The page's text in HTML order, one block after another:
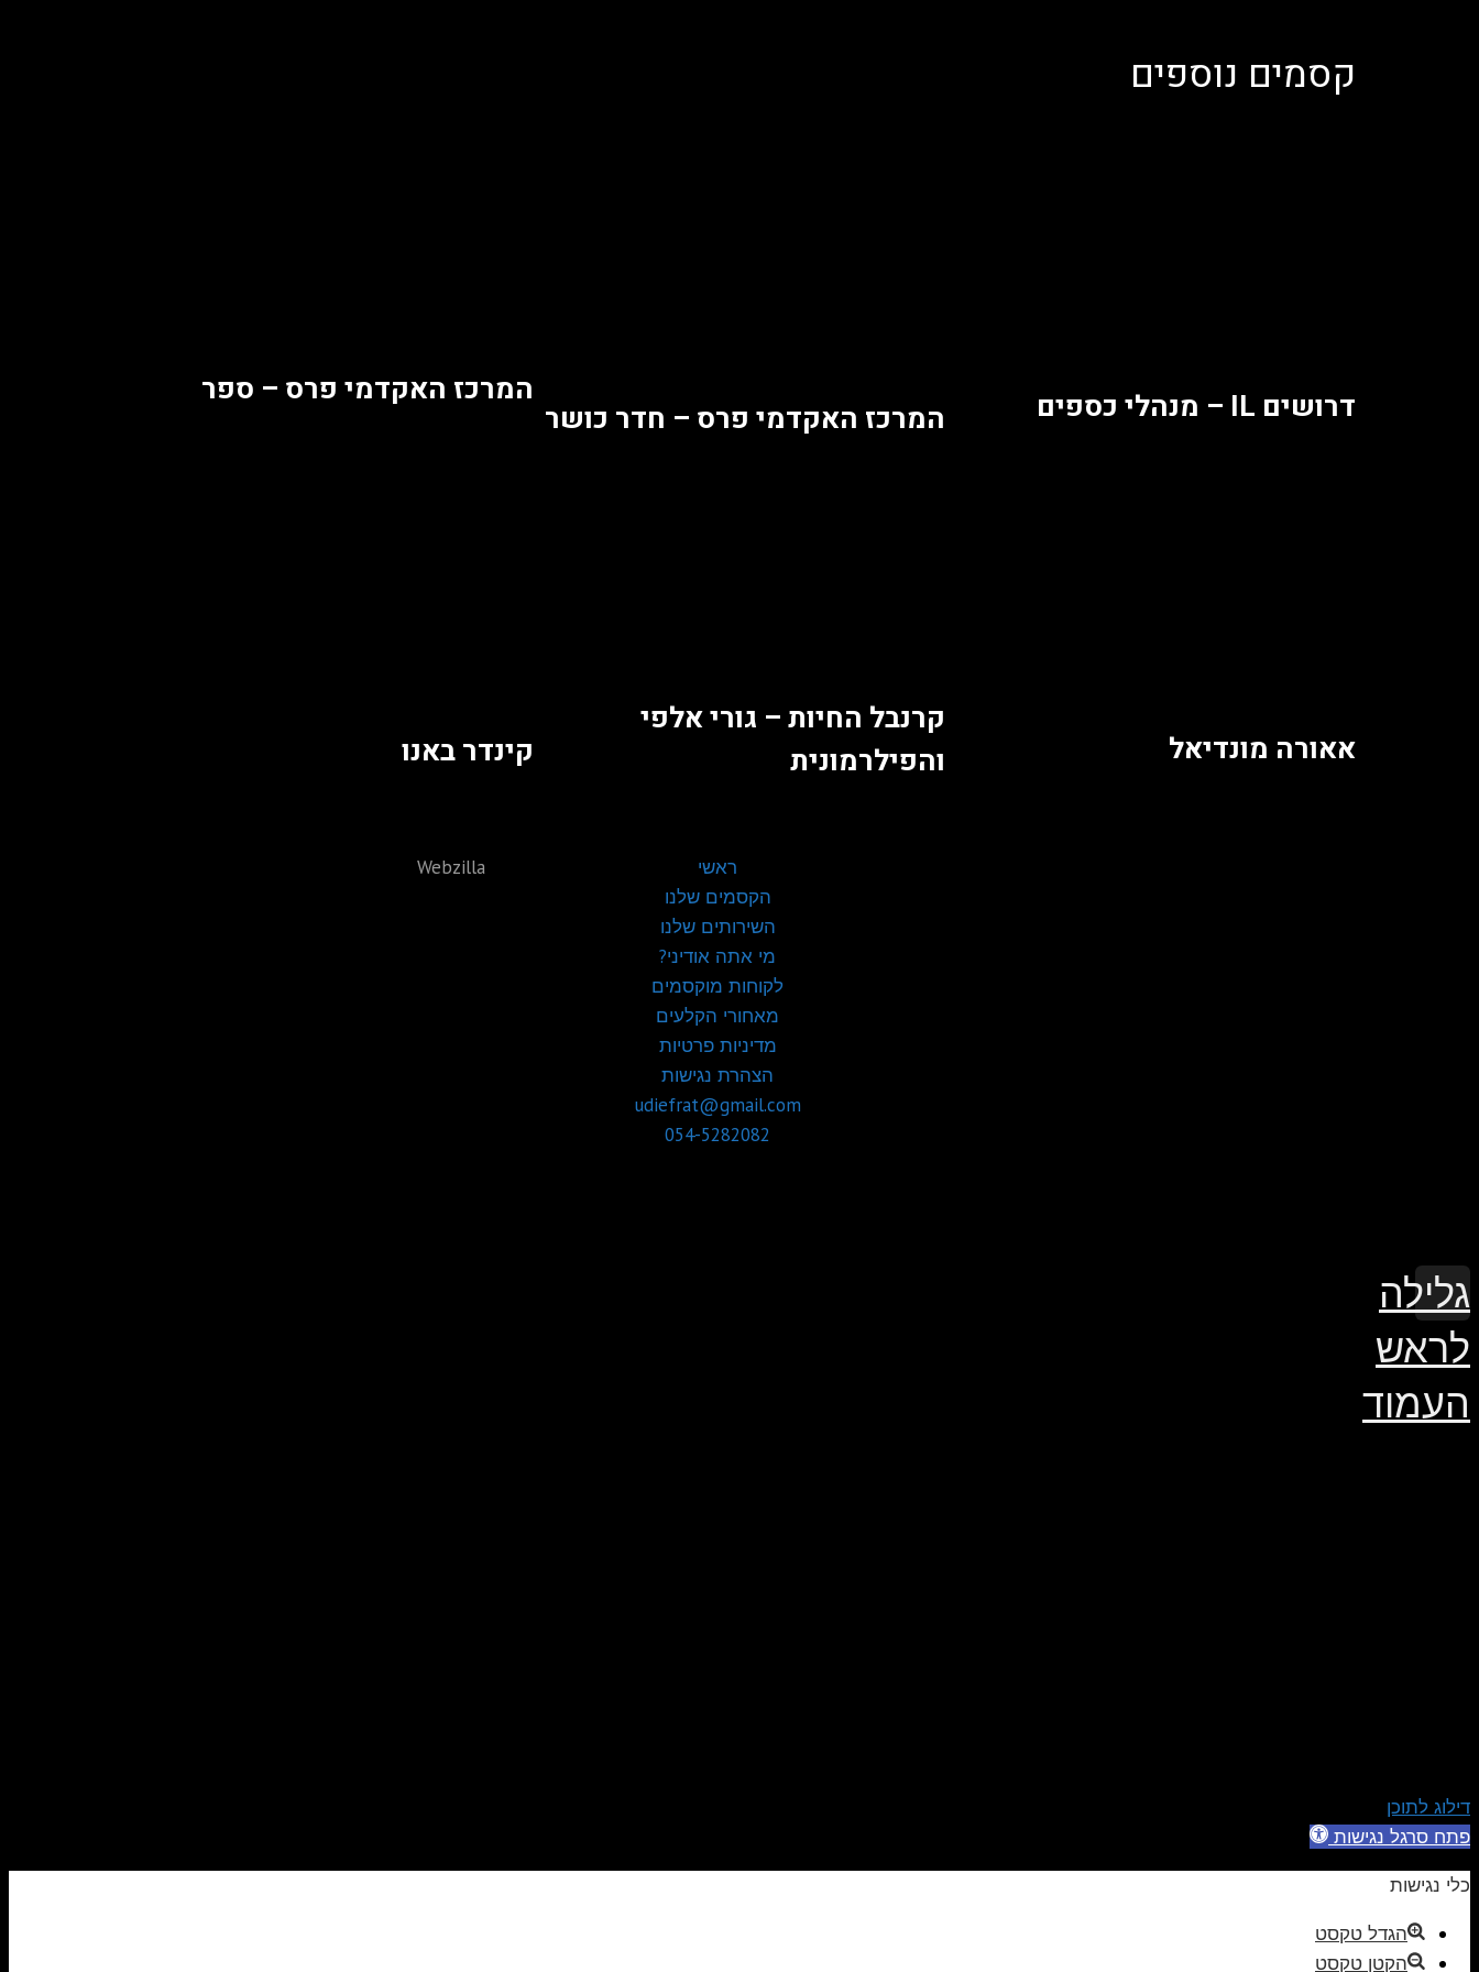
קסמים נוספים
דרושים IL – מנהלי כספים המרכז האקדמי פרס – חדר כושר
המרכז האקדמי פרס – ספר
אאורה מונדיאל
קרנבל החיות – גורי אלפי
והפילרמונית
קינדר באנו
ראשי
הקסמים שלנו
השירותים שלנו
מי אתה אודיני?
לקוחות מוקסמים
מאחורי הקלעים
מדיניות פרטיות
הצהרת נגישות
udiefrat@gmail.com
054-5282082
Webzilla
גלילה
לראש
העמוד
דילוג לתוכן
פתח סרגל נגישות
כלי נגישות
הגדל טקסט
הקטן טקסט